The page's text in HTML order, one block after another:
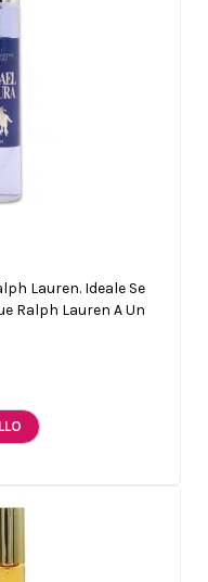
Lauren. Ideale Se
Ralph Lauren A Un